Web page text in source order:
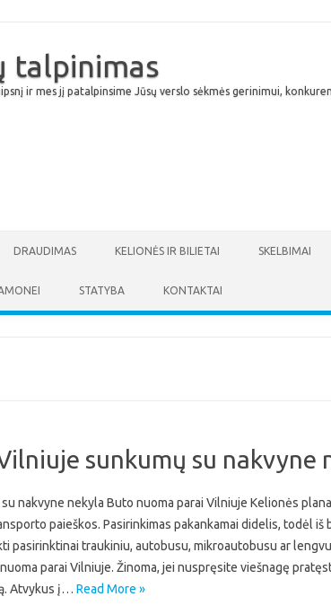
talpinimas
ir mes jį patalpinsime Jūsų verslo sėkmės gerinimui,
DRAUDIMAS KELIONĖS IR BILIETAI SKELBIMAI
STATYBA KONTAKTAI
sunkumų su nakvyne
nakvyne nekyla Buto nuoma parai Vilniuje Kelionės
paieškos. Pasirinkimas pakankamai didelis, todėl iš
pasirinktinai traukiniu, autobusu, mikroautobusu ar
parai Vilniuje. Žinoma, jei nuspręsite viešnagę
Atvykus į… Read More »